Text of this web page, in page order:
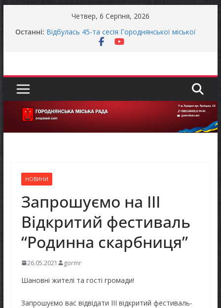
Четвер, 6 Серпня, 2026
Останні: Відбулась 45-та сесія Городнянської міської
ради восьмого скликання
Продовжується реалізація програми «Діалог
влади та бізнесу»
Городнянська міська рада встановила 100-
відсоткові податкові пільги для територій,
щодо яких прийнято рішення про обов’язкову
НОВИНИ
Запрошуємо на ІІІ
Відкритий фестиваль
“Родинна скарбниця”
26.05.2021 gormr
Шановні жителі та гості громади!
Запрошуємо вас відвідати ІІІ відкритий фестиваль-